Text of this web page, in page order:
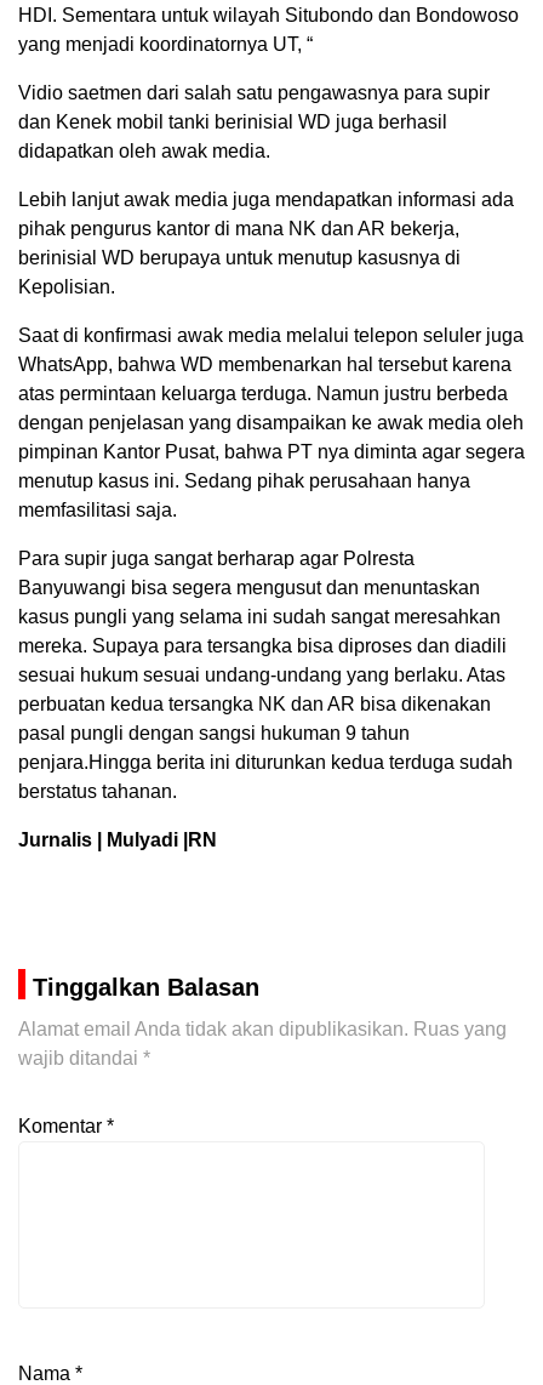
HDI. Sementara untuk wilayah Situbondo dan Bondowoso
yang menjadi koordinatornya UT, “
Vidio saetmen dari salah satu pengawasnya para supir
dan Kenek mobil tanki berinisial WD juga berhasil
didapatkan oleh awak media.
Lebih lanjut awak media juga mendapatkan informasi ada
pihak pengurus kantor di mana NK dan AR bekerja,
berinisial WD berupaya untuk menutup kasusnya di
Kepolisian.
Saat di konfirmasi awak media melalui telepon seluler juga
WhatsApp, bahwa WD membenarkan hal tersebut karena
atas permintaan keluarga terduga. Namun justru berbeda
dengan penjelasan yang disampaikan ke awak media oleh
pimpinan Kantor Pusat, bahwa PT nya diminta agar segera
menutup kasus ini. Sedang pihak perusahaan hanya
memfasilitasi saja.
Para supir juga sangat berharap agar Polresta
Banyuwangi bisa segera mengusut dan menuntaskan
kasus pungli yang selama ini sudah sangat meresahkan
mereka. Supaya para tersangka bisa diproses dan diadili
sesuai hukum sesuai undang-undang yang berlaku. Atas
perbuatan kedua tersangka NK dan AR bisa dikenakan
pasal pungli dengan sangsi hukuman 9 tahun
penjara.Hingga berita ini diturunkan kedua terduga sudah
berstatus tahanan.
Jurnalis | Mulyadi |RN
Tinggalkan Balasan
Alamat email Anda tidak akan dipublikasikan. Ruas yang
wajib ditandai *
Komentar *
Nama *